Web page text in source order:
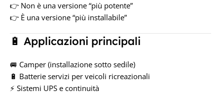
👉 Non è una versione “più potente”
👉 È una versione “più installabile”
🔋 Applicazioni principali
🚐 Camper (installazione sotto sedile)
🔋 Batterie servizi per veicoli ricreazionali
⚡ Sistemi UPS e continuità